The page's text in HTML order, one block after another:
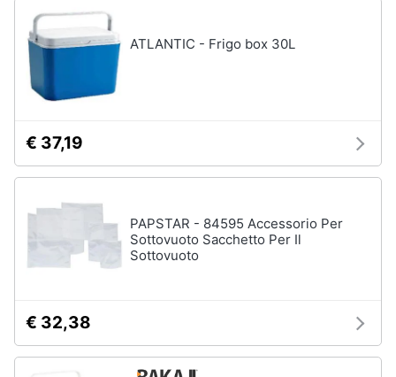
Fotografia
Abbigliamento
Sport
Animali
Motori
cd
dvd
ATLANTIC - Frigo box 30L
€ 37,19
PAPSTAR - 84595 Accessorio Per
Sottovuoto Sacchetto Per Il
Sottovuoto
€ 32,38